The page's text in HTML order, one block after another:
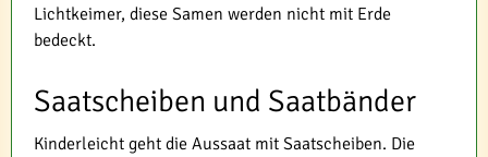
Lichtkeimer, diese Samen werden nicht mit Erde
bedeckt.
Saatscheiben und Saatbänder
Kinderleicht geht die Aussaat mit Saatscheiben. Die